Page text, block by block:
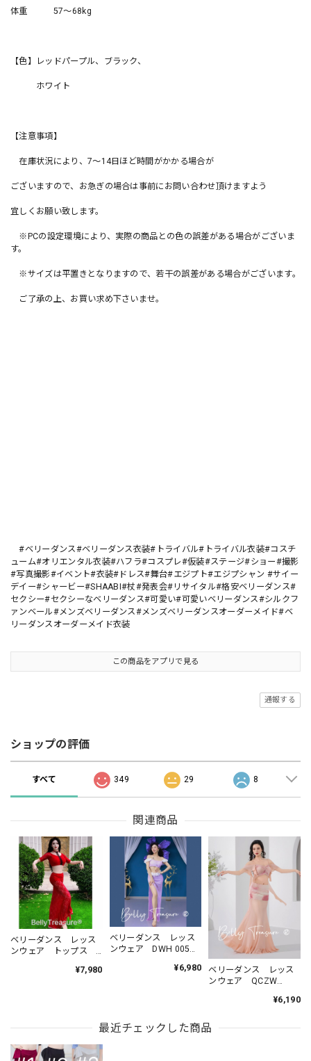
体重 57〜68kg
【色】レッドパープル、ブラック、
ホワイト
【注意事項】
在庫状況により、7〜14日ほど時間がかかる場合が
ございますので、お急ぎの場合は事前にお問い合わせ頂けますよう
宜しくお願い致します。
※PCの設定環境により、実際の商品との色の誤差がある場合がございま
す。
※サイズは平置きとなりますので、若干の誤差がある場合がございます。
ご了承の上、お買い求め下さいませ。
#ベリーダンス#ベリーダンス衣装#トライバル#トライバル衣装#コスチ
ューム#オリエンタル衣装#ハフラ#コスプレ#仮装#ステージ#ショー#撮影
#写真撮影#イベント#衣装#ドレス#舞台#エジプト#エジプシャン #サイー
デイー#シャービー#SHAABI#杖#発表会#リサイタル#格安ベリーダンス#
セクシー#セクシーなベリーダンス#可愛い#可愛いベリーダンス#シルクフ
ァンベール#メンズベリーダンス#メンズベリーダンスオーダーメイド#ベ
リーダンスオーダーメイド衣装
この商品をアプリで見る
通報する
ショップの評価
すべて 349 29 8
関連商品
ベリーダンス レッス
ンウェア トップス
¥7,980
ベリーダンス レッス
ンウェア DWH 005
¥6,980
ベリーダンス レッス
ンウェア QCZW
¥6,190
最近チェックした商品